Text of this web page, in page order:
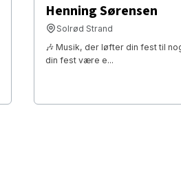
Henning Sørensen
Solrød Strand
🎶 Musik, der løfter din fest til
din fest være e...